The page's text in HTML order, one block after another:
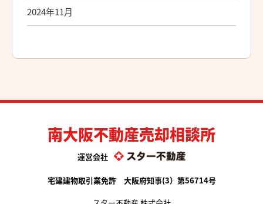
2024年11月
南大阪不動産売却相談所
運営会社
宅建建物取引業免許 大阪府知事(3）第56714号